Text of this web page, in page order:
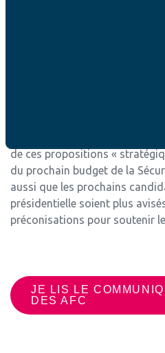
de ces propositions «
du prochain budget de la
aussi que les prochains
présidentielle soient plus
préconisations pour soutenir
JE LIS LE
DES AFC